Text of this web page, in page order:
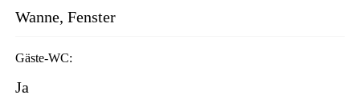
Wanne, Fenster
Gäste-WC:
Ja